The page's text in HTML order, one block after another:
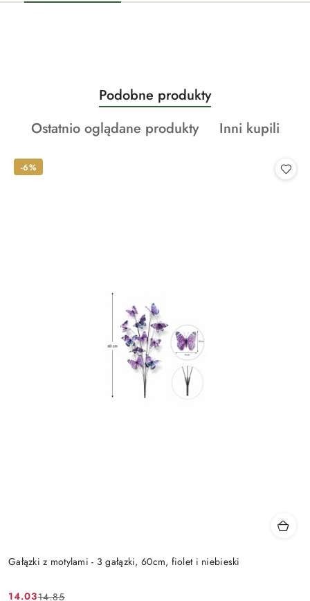
Pomiń karuzelę produktów
Produkty
o
statusie:
Podobne produkty
Produkty
statusie:
Ostatnio oglądane produkty
Produkty
Inni kupili
Gałązki z motylami - 3 gałązki, 60cm, fiolet i niebieski
14.0314.85
-6%